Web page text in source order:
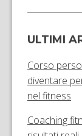
ULTIMI
Corso
diventare
nel fitness
Coaching